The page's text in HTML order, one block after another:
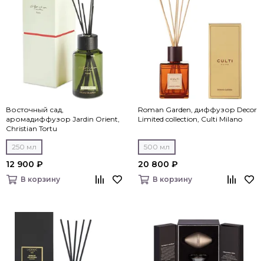
Восточный сад,
аромадиффузор Jardin Orient,
Christian Tortu
250 мл
12 900 ₽
В корзину
Roman Garden, диффузор Decor
Limited collection, Culti Milano
500 мл
20 800 ₽
В корзину